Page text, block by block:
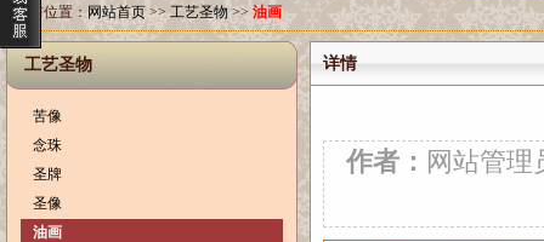
当前位置：网站首页>>工艺圣物>> 油画
工艺圣物
苦像
念珠
圣牌
圣像
油画
详情
作者： 网站管